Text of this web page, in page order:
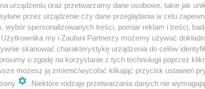
Prosimy o wpisanie daty wynajmu w
Rezerwacja sprzętu będzie potwierdzona
Canon 85 mm f/1.2 L EF II
Cechy produktu:
profesjonalna seria L przeznaczona dla
urządzeniu oraz przetwarzamy dane osobowe, takie jak
przez urządzenie czy dane przeglądania w celu
wybór spersonalizowanych treści, pomiar reklam i treści,
Użytkownika my i Zaufani Partnerzy możemy używać
skanować charakterystykę urządzenia do celów
o zgodę na korzystanie z tych technologii poprzez
możesz ją zmienić/wycofać klikając przycisk ustawień
. Niektóre rodzaje przetwarzania danych nie